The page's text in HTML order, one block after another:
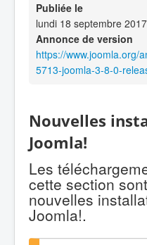
Publiée le
lundi 18 septembre
Annonce de version
https://www.joomla.org/
5713-joomla-3-8-0-
Nouvelles
Joomla!
Les
cette section
nouvelles
Joomla!.